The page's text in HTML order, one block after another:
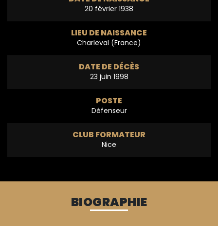
20 février 1938
LIEU DE NAISSANCE
Charleval (France)
DATE DE DÉCÈS
23 juin 1998
POSTE
Défenseur
CLUB FORMATEUR
Nice
BIOGRAPHIE